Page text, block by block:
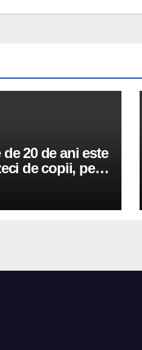
20 de ani este
de copii, pe
si poezii, ii
si prietenosi.
Martinici,